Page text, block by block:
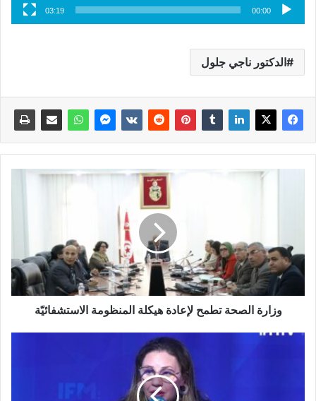
00:00
03:19
الدكتور ناجي جلول
وزارة الصحة تطمح لإعادة هيكلة المنظومة الاستشفائيّة